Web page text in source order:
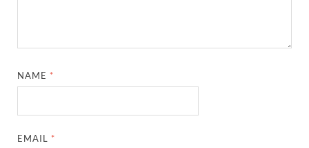
NAME *
EMAIL *